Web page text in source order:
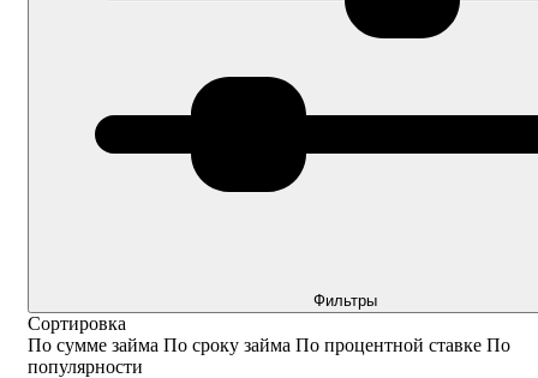
Фильтры
Сортировка
По сумме займа По сроку займа По процентной ставке По
популярности